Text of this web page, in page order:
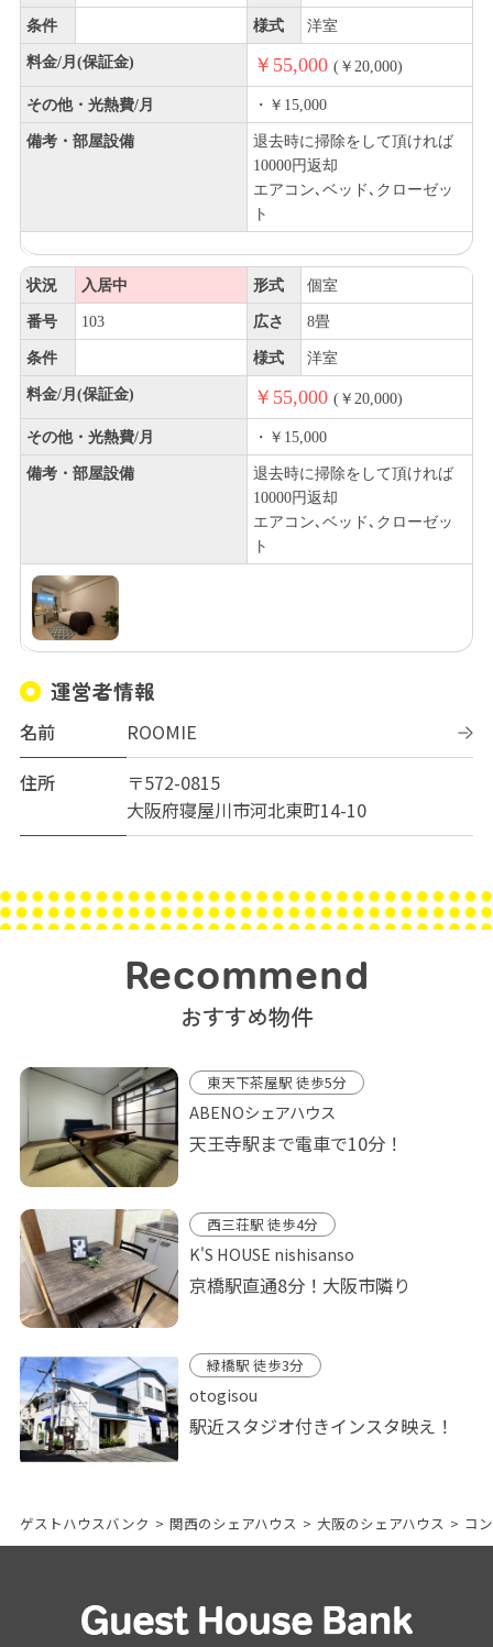
条件 様式 洋室
料金/月(保証金) ￥55,000 (￥20,000)
その他・光熱費/月 ・￥15,000
備考・部屋設備
退去時に掃除をして頂ければ
10000円返却
エアコン､ベッド､クローゼッ
ト
状況 入居中 形式 個室
番号 103 広さ 8畳
条件 様式 洋室
料金/月(保証金) ￥55,000 (￥20,000)
その他・光熱費/月 ・￥15,000
備考・部屋設備
退去時に掃除をして頂ければ
10000円返却
エアコン､ベッド､クローゼッ
ト
運営者情報
名前
ROOMIE
住所
〒572-0815
大阪府寝屋川市河北東町14-10
Recommend
おすすめ物件
東天下茶屋駅 徒歩5分
ABENOシェアハウス
天王寺駅まで電車で10分！
西三荘駅 徒歩4分
K'S HOUSE nishisanso
京橋駅直通8分！大阪市隣り
緑橋駅 徒歩3分
otogisou
駅近スタジオ付きインスタ映え！
ゲストハウスバンク > 関西のシェアハウス > 大阪のシェアハウス > コ